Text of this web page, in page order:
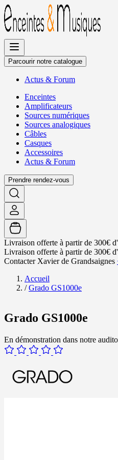
Allez
au
contenu
Parcourir notre catalogue
Actus & Forum
Enceintes
Amplificateurs
Sources numériques
Sources analogiques
Câbles
Casques
Accessoires
Actus & Forum
Prendre rendez-vous
Livraison offerte à partir de 300€
Livraison offerte à partir de 300€
Contacter Xavier de Grandsaignes
Accueil
/ Grado GS1000e
Grado GS1000e
En démonstration dans notre